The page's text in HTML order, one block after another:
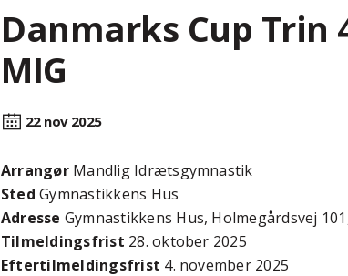
Danmarks Cup Trin
MIG
22 nov 2025
ArrangørMandlig Idrætsgymnastik
Sted Gymnastikkens Hus
Adresse Gymnastikkens Hus, Holmegårdsvej
Tilmeldingsfrist 28. oktober 2025
Efter­tilmeldings­frist 4. november 2025